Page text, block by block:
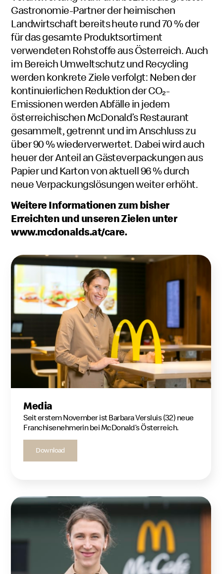
Gastronomie-Partner der heimischen
Landwirtschaft bereits heute rund 70 % der
für das gesamte Produktsortiment
verwendeten Rohstoffe aus Österreich. Auch
im Bereich Umweltschutz und Recycling
werden konkrete Ziele verfolgt: Neben der
kontinuierlichen Reduktion der CO₂-
Emissionen werden Abfälle in jedem
österreichischen McDonald’s Restaurant
gesammelt, getrennt und im Anschluss zu
über 90 % wiederverwertet. Dabei wird auch
heuer der Anteil an Gästeverpackungen aus
Papier und Karton von aktuell 96 % durch
neue Verpackungslösungen weiter erhöht.
Weitere Informationen zum bisher
Erreichten und unseren Zielen unter
www.mcdonalds.at/care.
Media
Seit erstem November ist Barbara Versluis (32) neue
Franchisenehmerin bei McDonald’s Österreich.
Download